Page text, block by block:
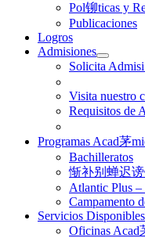
Pol铆ticas y
Publicaciones
Logros
Admisiones
Solicita
Visita nuestro
Requisitos de
Programas Acad茅
Bachilleratos
惭补别蝉迟
Atlantic Plus –
Campamento
Servicios Disponibles
Oficinas Acad